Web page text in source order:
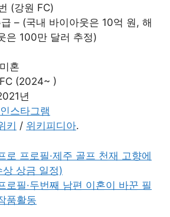
(강원 FC)
– (국내 바이아웃은 10억 원, 해
은 100만 달러 추정)
혼
(2024~ )
년
인스타그램
키 / 위키피디아.
로 프로필·제주 골프 천재 고향에
상금 일정)
로필·두번째 남편 이혼이 바꾼 필
품활동